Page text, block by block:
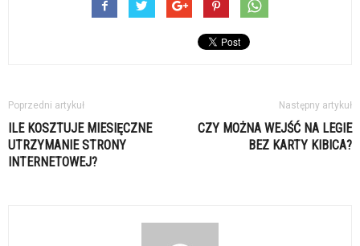
Poprzedni artykuł
ILE KOSZTUJE MIESIĘCZNE
UTRZYMANIE STRONY
INTERNETOWEJ?
Następny artykuł
CZY MOŻNA WEJŚĆ NA LEGIE
BEZ KARTY KIBICA?